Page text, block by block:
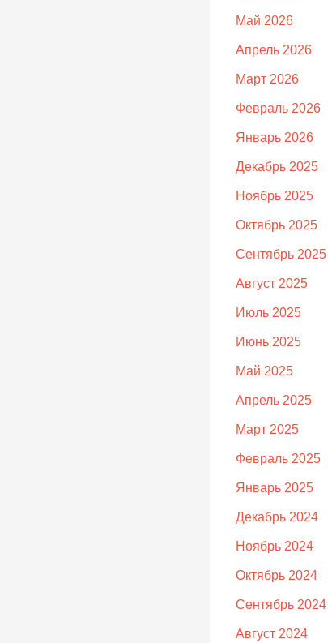
Май 2026
Апрель 2026
Март 2026
Февраль 2026
Январь 2026
Декабрь 2025
Ноябрь 2025
Октябрь 2025
Сентябрь 2025
Август 2025
Июль 2025
Июнь 2025
Май 2025
Апрель 2025
Март 2025
Февраль 2025
Январь 2025
Декабрь 2024
Ноябрь 2024
Октябрь 2024
Сентябрь 2024
Август 2024